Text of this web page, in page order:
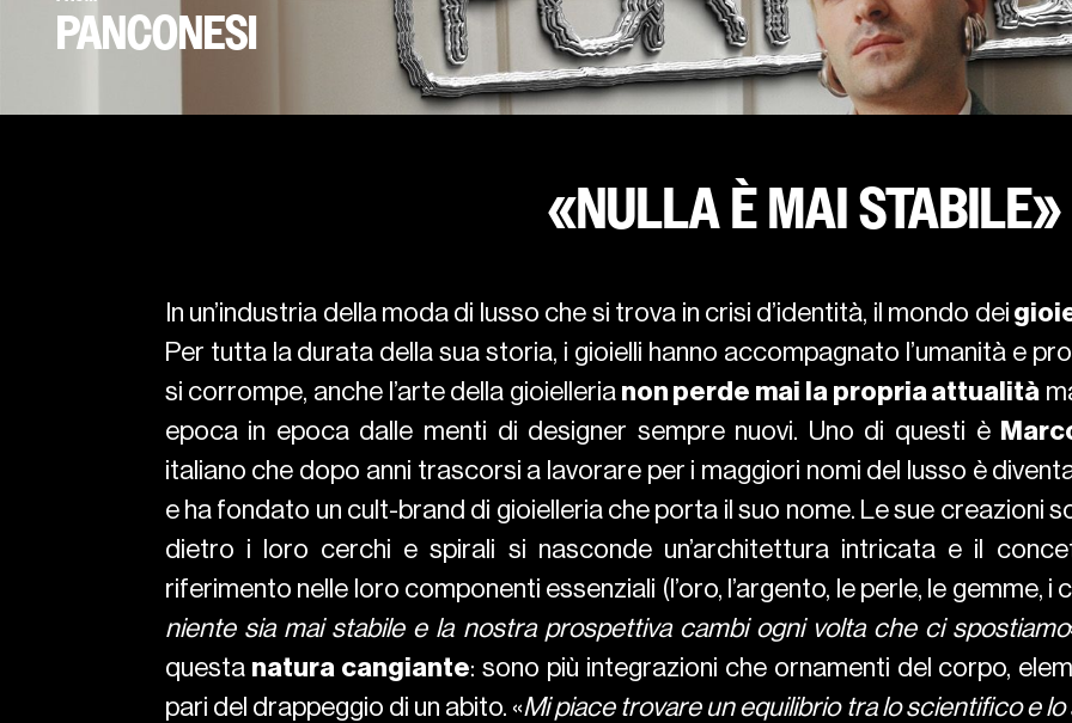
PANCONESI
«NULLA È MAI STABILE»
In un’industria della moda di lusso che si trova in crisi d’identità, il mondo dei
Per tutta la durata della sua storia, i gioielli hanno accompagnato l’umanità e
si corrompe, anche l’arte della gioielleria non perde mai la propria attualità
epoca in epoca dalle menti di designer sempre nuovi. Uno di questi è
italiano che dopo anni trascorsi a lavorare per i maggiori nomi del lusso è
e ha fondato un cult-brand di gioielleria che porta il suo nome. Le sue creazioni
dietro i loro cerchi e spirali si nasconde un’architettura intricata e il
riferimento nelle loro componenti essenziali (l’oro, l’argento, le perle, le gemme, i
niente sia mai stabile e la nostra prospettiva cambi ogni volta che ci spostiamo
questanatura cangiante: sono più integrazioni che ornamenti del corpo,
pari del drappeggio di un abito. «Mi piace trovare un equilibrio tra lo scientifico e lo